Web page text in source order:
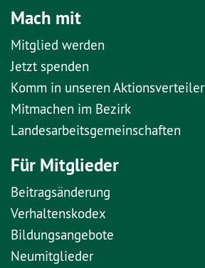
Mach mit
Mitglied werden
Jetzt spenden
Komm in unseren Aktionsverteiler
Mitmachen im Bezirk
Landesarbeitsgemeinschaften
Für Mitglieder
Beitragsänderung
Verhaltenskodex
Bildungsangebote
Neumitglieder